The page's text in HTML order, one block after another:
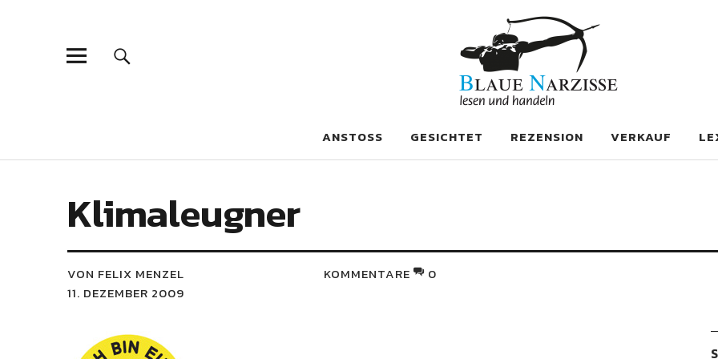
Blaue Narzisse
ANSTOSS GESICHTET REZENSION VERKAUF
Klimaleugner
VON FELIX MENZEL
11. DEZEMBER 2009
KOMMENTARE 0